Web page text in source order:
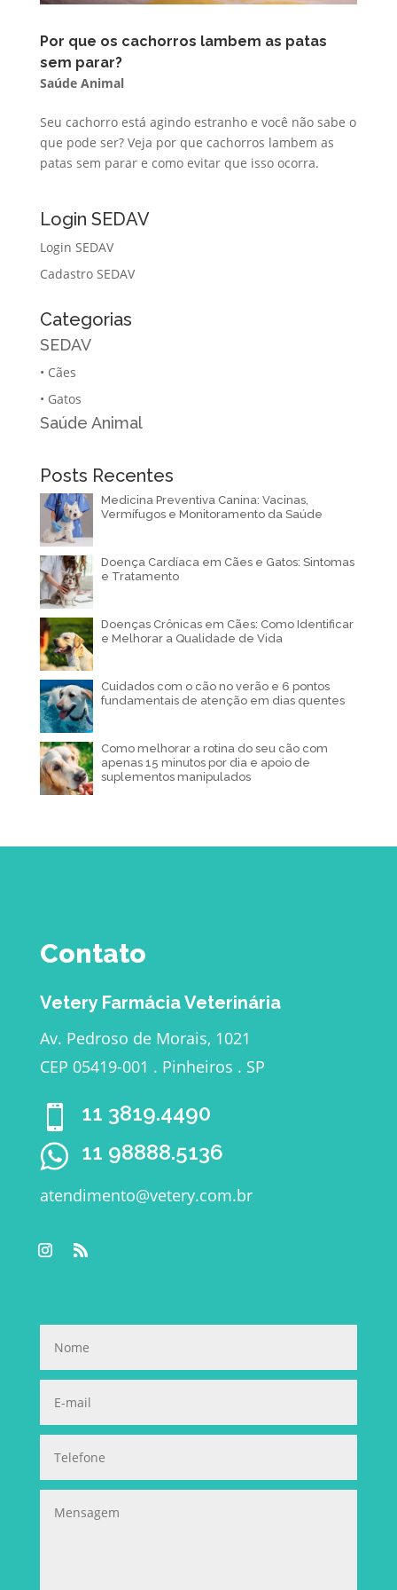
Por que os cachorros lambem as patas
sem parar?
Saúde Animal
Seu cachorro está agindo estranho e você não sabe o
que pode ser? Veja por que cachorros lambem as
patas sem parar e como evitar que isso ocorra.
Login SEDAV
Login SEDAV
Cadastro SEDAV
Categorias
SEDAV
• Cães
• Gatos
Saúde Animal
Posts Recentes
Medicina Preventiva Canina: Vacinas,
Vermífugos e Monitoramento da Saúde
Doença Cardíaca em Cães e Gatos: Sintomas
e Tratamento
Doenças Crônicas em Cães: Como Identificar
e Melhorar a Qualidade de Vida
Cuidados com o cão no verão e 6 pontos
fundamentais de atenção em dias quentes
Como melhorar a rotina do seu cão com
apenas 15 minutos por dia e apoio de
suplementos manipulados
Contato
Vetery Farmácia Veterinária
Av. Pedroso de Morais, 1021
CEP 05419-001 . Pinheiros . SP

11 3819.4490
11 98888.5136
atendimento@vetery.com.br